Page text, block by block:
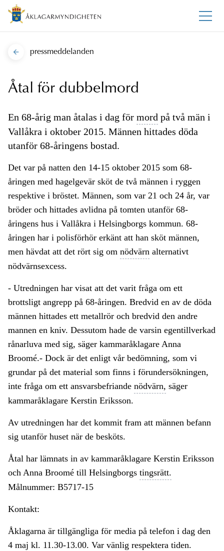
pressmeddelanden
Åtal för dubbelmord
En 68-årig man åtalas i dag för mord på två män i
Vallåkra i oktober 2015. Männen hittades döda
utanför 68-åringens bostad.
Det var på natten den 14-15 oktober 2015 som 68-
åringen med hagelgevär sköt de två männen i ryggen
respektive i bröstet. Männen, som var 21 och 24 år, var
bröder och hittades avlidna på tomten utanför 68-
åringens hus i Vallåkra i Helsingborgs kommun. 68-
åringen har i polisförhör erkänt att han sköt männen,
men hävdat att det rört sig om nödvärn alternativt
nödvärnsexcess.
- Utredningen har visat att det varit fråga om ett
brottsligt angrepp på 68-åringen. Bredvid en av de döda
männen hittades ett metallrör och bredvid den andre
mannen en kniv. Dessutom hade de varsin egentillverkad
rånarluva med sig, säger kammaråklagare Anna
Broomé.- Dock är det enligt vår bedömning, som vi
grundar på det material som finns i förundersökningen,
inte fråga om ett ansvarsbefriande nödvärn, säger
kammaråklagare Kerstin Eriksson.
Av utredningen har det kommit fram att männen befann
sig utanför huset när de besköts.
Åtal har lämnats in av kammaråklagare Kerstin Eriksson
och Anna Broomé till Helsingborgs tingsrätt.
Målnummer: B5717-15
Kontakt:
Åklagarna är tillgängliga för media på telefon i dag den
4 maj kl. 11.30-13.00. Var vänlig respektera tiden.